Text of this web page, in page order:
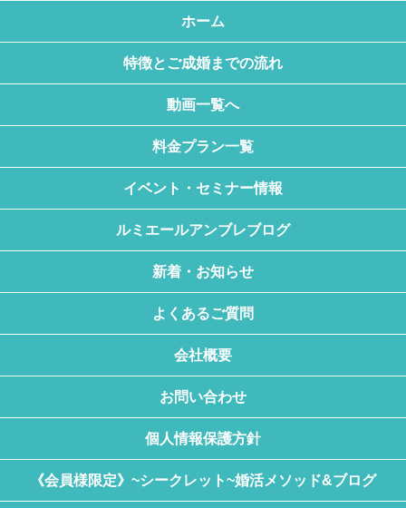
ホーム
特徴とご成婚までの流れ
動画一覧へ
料金プラン一覧
イベント・セミナー情報
ルミエールアンブレブログ
新着・お知らせ
よくあるご質問
会社概要
お問い合わせ
個人情報保護方針
《会員様限定》~シークレット~婚活メソッド&ブログ